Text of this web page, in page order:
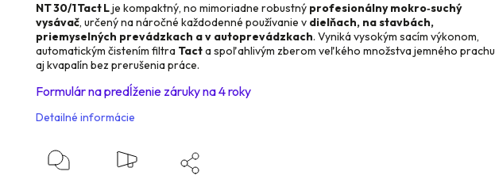
NT 30/1 Tact Lje kompaktný, no mimoriadne robustný profesionálny mokro‑suchý
vysávač, určený na náročné každodenné používanie v dielňach, na stavbách,
priemyselných prevádzkach a v autoprevádzkach. Vyniká vysokým sacím výkonom,
automatickým čistením filtra Tacta spoľahlivým zberom veľkého množstva jemného prachu
aj kvapalín bez prerušenia práce.
Formulár na predĺženie záruky na 4 roky
Detailné informácie